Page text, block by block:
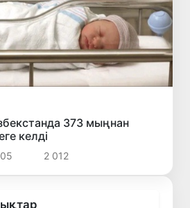
373 мыңнан
келді
2 012